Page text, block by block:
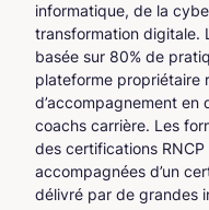
informatique, de la
transformation digitale.
basée sur 80% de
plateforme propriétaire
d’accompagnement
coachs carrière. Les
des certifications
accompagnées d’un
délivré par de grandes